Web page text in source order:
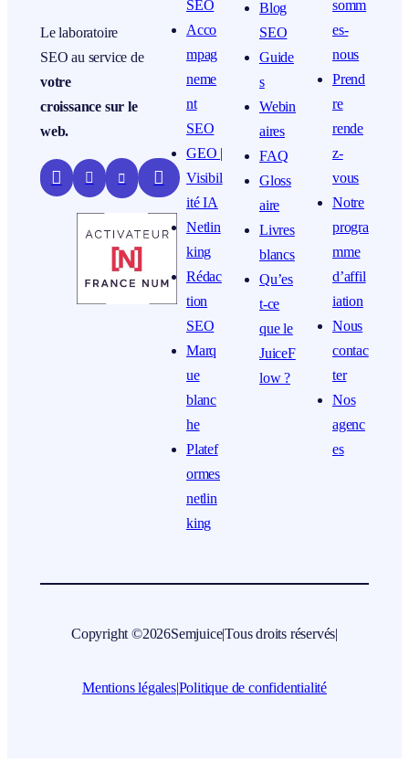
Le laboratoire
SEO au service de
votre
croissance sur le
web.
   
SEO
Acco
mpag
neme
nt
SEO
GEO |
Visibil
ité IA
Netlin
king
Rédac
tion
SEO
Marq
ue
blanc
he
Platef
ormes
netlin
king
Blog
SEO
Guide
s
Webin
aires
FAQ
Gloss
aire
Livres
blancs
Qu’es
t-ce
que le
JuiceF
low ?
somm
es-
nous
Prend
re
rende
z-
vous
Notre
progra
mme
d’affil
iation
Nous
contac
ter
Nos
agenc
es
Copyright ©2026Semjuice|Tous droits réservés|
Mentions légales|Politique de confidentialité